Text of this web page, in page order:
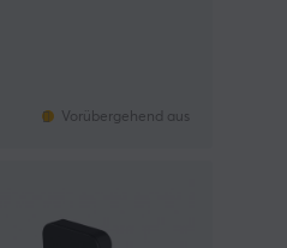
Vorübergehend aus